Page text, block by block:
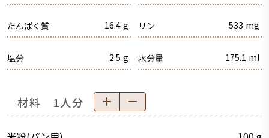
たんぱく質 16.4 g リン 533 mg
塩分 2.5 g 水分量 175.1 ml
材料 1人分